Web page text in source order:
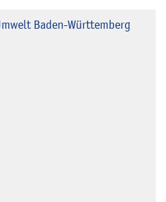
Baden-Württemberg